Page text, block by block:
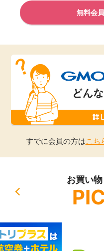
無料
即日還元
アンケート
ゲーム
お友達紹介
エンタメ
暮らし
引っ越し
買取・査定
学び
美容・健康
銀行・金融・投資
無料会
すでに会員の方はこち
お買い